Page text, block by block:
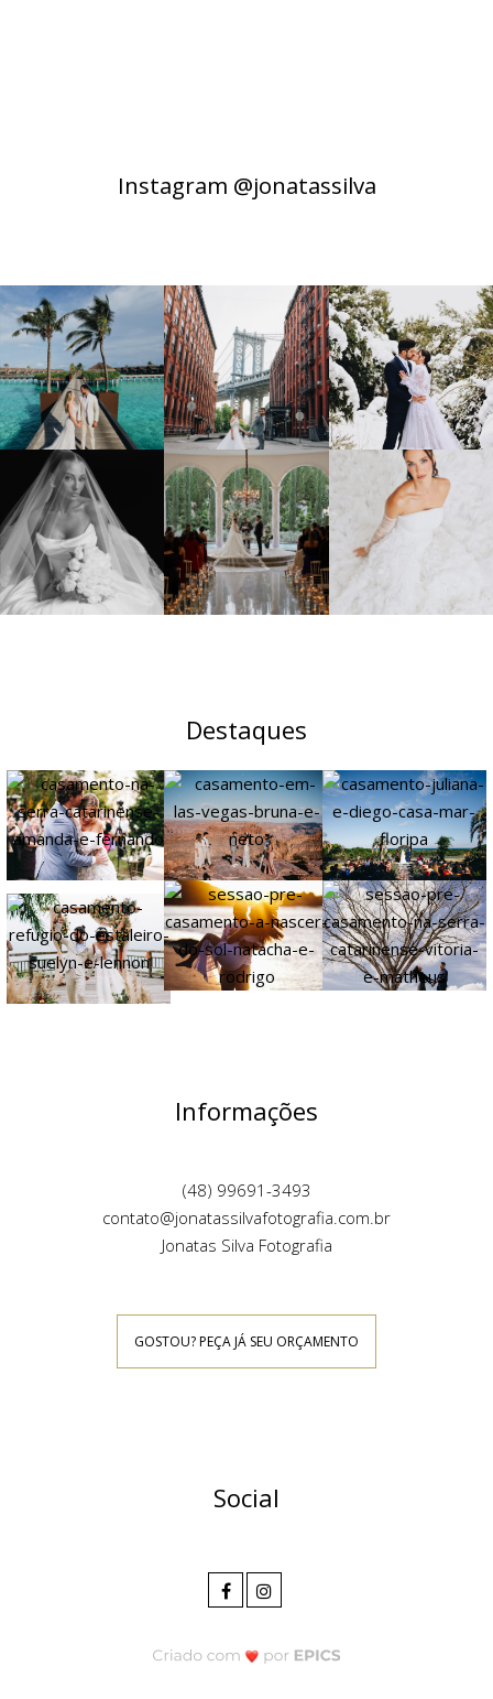
Instagram @jonatassilva
Destaques
Informações
(48) 99691-3493
contato@jonatassilvafotografia.com.br
Jonatas Silva Fotografia
GOSTOU? PEÇA JÁ SEU ORÇAMENTO
Social